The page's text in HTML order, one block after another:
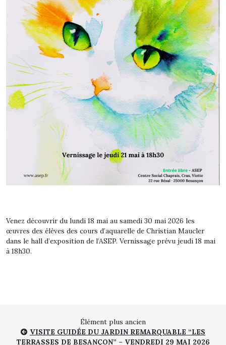
Venez découvrir du lundi 18 mai au samedi 30 mai 2026 les
œuvres des élèves des cours d’aquarelle de Christian Maucler
dans le hall d’exposition de l’ASEP. Vernissage prévu jeudi 18 mai
à 18h30.
Élément plus ancien
VISITE GUIDÉE DU JARDIN REMARQUABLE “LES
TERRASSES DE BESANÇON” – VENDREDI 29 MAI 2026